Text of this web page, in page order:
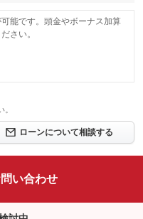
能です。頭金やボーナス加算
さい。
ローンについて相談する
い合わせ